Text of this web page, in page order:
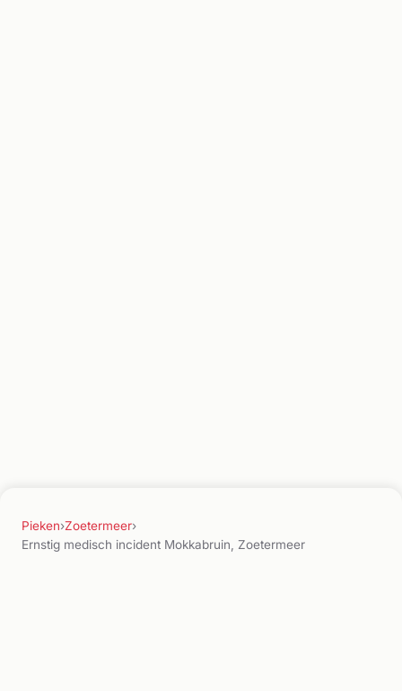
Pieken›Zoetermeer›
Ernstig medisch incident Mokkabruin, Zoetermeer